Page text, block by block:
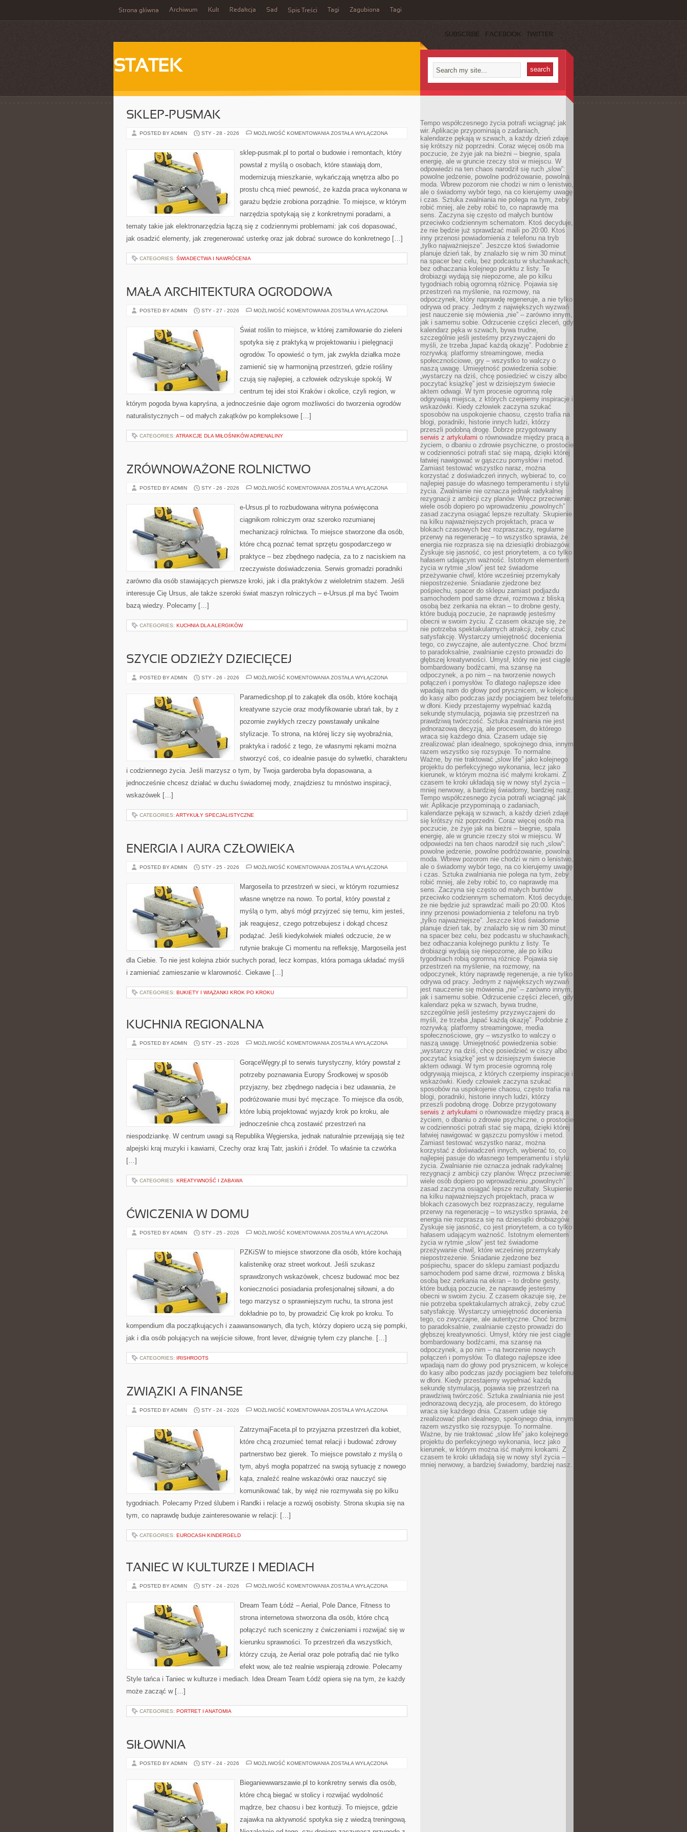
Strona główna Archiwum Kult Redakcja Sad Spis Treści Tagi Zagubiona Tagi
SUBSCRIBE FACEBOOK TWITTER
STATEK
SKLEP-PUSMAK
POSTED BY ADMIN STY - 28 - 2026 MOŻLIWOŚĆ KOMENTOWANIA SKLEP-
ZOSTAŁA WYŁĄCZONA
sklep-pusmak.pl to portal o budowie i remontach, który
powstał z myślą o osobach, które stawiają dom,
modernizują mieszkanie, wykańczają wnętrza albo po
prostu chcą mieć pewność, że każda praca wykonana w
garażu będzie zrobiona porządnie. To miejsce, w którym
narzędzia spotykają się z konkretnymi poradami, a
tematy takie jak elektronarzędzia łączą się z codziennymi problemami: jak coś dopasować,
jak osadzić elementy, jak zregenerować usterkę oraz jak dobrać surowce do konkretnego […]
CATEGORIES: ŚWIADECTWA I NAWRÓCENIA
MAŁA ARCHITEKTURA OGRODOWA
POSTED BY ADMIN STY - 27 - 2026 MOŻLIWOŚĆ KOMENTOWANIA MAŁA
ZOSTAŁA WYŁĄCZONA
Świat roślin to miejsce, w której zamiłowanie do zieleni
spotyka się z praktyką w projektowaniu i pielęgnacji
ogrodów. To opowieść o tym, jak zwykła działka może
zamienić się w harmonijną przestrzeń, gdzie rośliny
czują się najlepiej, a człowiek odzyskuje spokój. W
centrum tej idei stoi Kraków i okolice, czyli region, w
którym pogoda bywa kapryśna, a jednocześnie daje ogrom możliwości do tworzenia ogrodów
naturalistycznych – od małych zakątków po kompleksowe […]
CATEGORIES: ATRAKCJE DLA MIŁOŚNIKÓW ADRENALINY
ZRÓWNOWAŻONE ROLNICTWO
POSTED BY ADMIN STY - 26 - 2026 MOŻLIWOŚĆ KOMENTOWANIA ZRÓWNOWAŻONE
ZOSTAŁA WYŁĄCZONA
e-Ursus.pl to rozbudowana witryna poświęcona
ciągnikom rolniczym oraz szeroko rozumianej
mechanizacji rolnictwa. To miejsce stworzone dla osób,
które chcą poznać temat sprzętu gospodarczego w
praktyce – bez zbędnego nadęcia, za to z naciskiem na
rzeczywiste doświadczenia. Serwis gromadzi poradniki
zarówno dla osób stawiających pierwsze kroki, jak i dla praktyków z wieloletnim stażem. Jeśli
interesuje Cię Ursus, ale także szeroki świat maszyn rolniczych – e-Ursus.pl ma być Twoim
bazą wiedzy. Polecamy […]
CATEGORIES: KUCHNIA DLA ALERGIKÓW
SZYCIE ODZIEŻY DZIECIĘCEJ
POSTED BY ADMIN STY - 26 - 2026 MOŻLIWOŚĆ KOMENTOWANIA SZYCIE
ZOSTAŁA WYŁĄCZONA
Paramedicshop.pl to zakątek dla osób, które kochają
kreatywne szycie oraz modyfikowanie ubrań tak, by z
pozornie zwykłych rzeczy powstawały unikalne
stylizacje. To strona, na której liczy się wyobraźnia,
praktyka i radość z tego, że własnymi rękami można
stworzyć coś, co idealnie pasuje do sylwetki, charakteru
i codziennego życia. Jeśli marzysz o tym, by Twoja garderoba była dopasowana, a
jednocześnie chcesz działać w duchu świadomej mody, znajdziesz tu mnóstwo inspiracji,
wskazówek […]
CATEGORIES: ARTYKUŁY SPECJALISTYCZNE
ENERGIA I AURA CZŁOWIEKA
POSTED BY ADMIN STY - 25 - 2026 MOŻLIWOŚĆ KOMENTOWANIA ENERGIA
CZŁOWIEKA
ZOSTAŁA WYŁĄCZONA
Margoseila to przestrzeń w sieci, w którym rozumiesz
własne wnętrze na nowo. To portal, który powstał z
myślą o tym, abyś mógł przyjrzeć się temu, kim jesteś,
jak reagujesz, czego potrzebujesz i dokąd chcesz
podążać. Jeśli kiedykolwiek miałeś odczucie, że w
rutynie brakuje Ci momentu na refleksję, Margoseila jest
dla Ciebie. To nie jest kolejna zbiór suchych porad, lecz kompas, która pomaga układać myśli
i zamieniać zamieszanie w klarowność. Ciekawe […]
CATEGORIES: BUKIETY I WIĄZANKI KROK PO KROKU
KUCHNIA REGIONALNA
POSTED BY ADMIN STY - 25 - 2026 MOŻLIWOŚĆ KOMENTOWANIA KUCHNIA
ZOSTAŁA WYŁĄCZONA
GorąceWęgry.pl to serwis turystyczny, który powstał z
potrzeby poznawania Europy Środkowej w sposób
przyjazny, bez zbędnego nadęcia i bez udawania, że
podróżowanie musi być męczące. To miejsce dla osób,
które lubią projektować wyjazdy krok po kroku, ale
jednocześnie chcą zostawić przestrzeń na
niespodziankę. W centrum uwagi są Republika Węgierska, jednak naturalnie przewijają się też
alpejski kraj muzyki i kawiarni, Czechy oraz kraj Tatr, jaskiń i źródeł. To właśnie ta czwórka
[…]
CATEGORIES: KREATYWNOŚĆ I ZABAWA
ĆWICZENIA W DOMU
POSTED BY ADMIN STY - 25 - 2026 MOŻLIWOŚĆ KOMENTOWANIA ĆWICZENIA
ZOSTAŁA WYŁĄCZONA
PZKiSW to miejsce stworzone dla osób, które kochają
kalistenikę oraz street workout. Jeśli szukasz
sprawdzonych wskazówek, chcesz budować moc bez
konieczności posiadania profesjonalnej siłowni, a do
tego marzysz o sprawniejszym ruchu, ta strona jest
dokładnie po to, by prowadzić Cię krok po kroku. To
kompendium dla początkujących i zaawansowanych, dla tych, którzy dopiero uczą się pompki,
jak i dla osób polujących na wejście siłowe, front lever, dźwignię tyłem czy planche. […]
CATEGORIES: IRISHROOTS
ZWIĄZKI A FINANSE
POSTED BY ADMIN STY - 24 - 2026 MOŻLIWOŚĆ KOMENTOWANIA ZWIĄZKI
ZOSTAŁA WYŁĄCZONA
ZatrzymajFaceta.pl to przyjazna przestrzeń dla kobiet,
które chcą zrozumieć temat relacji i budować zdrowy
partnerstwo bez gierek. To miejsce powstało z myślą o
tym, abyś mogła popatrzeć na swoją sytuację z nowego
kąta, znaleźć realne wskazówki oraz nauczyć się
komunikować tak, by więź nie rozmywała się po kilku
tygodniach. Polecamy Przed ślubem i Randki i relacje a rozwój osobisty. Strona skupia się na
tym, co naprawdę buduje zainteresowanie w relacji: […]
CATEGORIES: EUROCASH KINDERGELD
TANIEC W KULTURZE I MEDIACH
POSTED BY ADMIN STY - 24 - 2026 MOŻLIWOŚĆ KOMENTOWANIA TANIEC
I
MEDIACH
ZOSTAŁA WYŁĄCZONA
Dream Team Łódź – Aerial, Pole Dance, Fitness to
strona internetowa stworzona dla osób, które chcą
połączyć ruch sceniczny z ćwiczeniami i rozwijać się w
kierunku sprawności. To przestrzeń dla wszystkich,
którzy czują, że Aerial oraz pole potrafią dać nie tylko
efekt wow, ale też realnie wspierają zdrowie. Polecamy
Style tańca i Taniec w kulturze i mediach. Idea Dream Team Łódź opiera się na tym, że każdy
może zacząć w […]
CATEGORIES: PORTRET I ANATOMIA
SIŁOWNIA
POSTED BY ADMIN STY - 24 - 2026 MOŻLIWOŚĆ KOMENTOWANIA SIŁOWNIA
ZOSTAŁA WYŁĄCZONA
Bieganiewwarszawie.pl to konkretny serwis dla osób,
które chcą biegać w stolicy i rozwijać wydolność
mądrze, bez chaosu i bez kontuzji. To miejsce, gdzie
zajawka na aktywność spotyka się z wiedzą treningową.
Tempo współczesnego życia potrafi wciągnąć jak
wir. Aplikacje przypominają o zadaniach,
kalendarze pękają w szwach, a każdy dzień zdaje
się krótszy niż poprzedni. Coraz więcej osób ma
poczucie, że żyje jak na bieżni – biegnie, spala
energię, ale w gruncie rzeczy stoi w miejscu. W
odpowiedzi na ten chaos narodził się ruch „slow”:
powolne jedzenie, powolne podróżowanie, powolna
moda. Wbrew pozorom nie chodzi w nim o lenistwo,
ale o świadomy wybór tego, na co kierujemy uwagę
i czas. Sztuka zwalniania nie polega na tym, żeby
robić mniej, ale żeby robić to, co naprawdę ma
sens. Zaczyna się często od małych buntów
przeciwko codziennym schematom. Ktoś decyduje,
że nie będzie już sprawdzać maili po 20:00. Ktoś
inny przenosi powiadomienia z telefonu na tryb
„tylko najważniejsze”. Jeszcze ktoś świadomie
planuje dzień tak, by znalazło się w nim 30 minut
na spacer bez celu, bez podcastu w słuchawkach,
bez odhaczania kolejnego punktu z listy. Te
drobiazgi wydają się niepozorne, ale po kilku
tygodniach robią ogromną różnicę. Pojawia się
przestrzeń na myślenie, na rozmowy, na
odpoczynek, który naprawdę regeneruje, a nie tylko
odrywa od pracy. Jednym z największych wyzwań
jest nauczenie się mówienia „nie” – zarówno innym,
jak i samemu sobie. Odrzucenie części zleceń, gdy
kalendarz pęka w szwach, bywa trudne,
szczególnie jeśli jesteśmy przyzwyczajeni do
myśli, że trzeba „łapać każdą okazję”. Podobnie z
rozrywką: platformy streamingowe, media
społecznościowe, gry – wszystko to walczy o
naszą uwagę. Umiejętność powiedzenia sobie:
„wystarczy na dziś, chcę posiedzieć w ciszy albo
poczytać książkę” jest w dzisiejszym świecie
aktem odwagi. W tym procesie ogromną rolę
odgrywają miejsca, z których czerpiemy inspiracje i
wskazówki. Kiedy człowiek zaczyna szukać
sposobów na uspokojenie chaosu, często trafia na
blogi, poradniki, historie innych ludzi, którzy
przeszli podobną drogę. Dobrze przygotowany
serwis z artykułami o równowadze między pracą a
życiem, o dbaniu o zdrowie psychiczne, o prostocie
w codzienności potrafi stać się mapą, dzięki której
łatwiej nawigować w gąszczu pomysłów i metod.
Zamiast testować wszystko naraz, można
korzystać z doświadczeń innych, wybierać to, co
najlepiej pasuje do własnego temperamentu i stylu
życia. Zwalnianie nie oznacza jednak radykalnej
rezygnacji z ambicji czy planów. Wręcz przeciwnie:
wiele osób dopiero po wprowadzeniu „powolnych”
zasad zaczyna osiągać lepsze rezultaty. Skupienie
na kilku najważniejszych projektach, praca w
blokach czasowych bez rozpraszaczy, regularne
przerwy na regenerację – to wszystko sprawia, że
energia nie rozprasza się na dziesiątki drobiazgów.
Zyskuje się jasność, co jest priorytetem, a co tylko
hałasem udającym ważność. Istotnym elementem
życia w rytmie „slow” jest też świadome
przeżywanie chwil, które wcześniej przemykały
niepostrzeżenie. Śniadanie zjedzone bez
pośpiechu, spacer do sklepu zamiast podjazdu
samochodem pod same drzwi, rozmowa z bliską
osobą bez zerkania na ekran – to drobne gesty,
które budują poczucie, że naprawdę jesteśmy
obecni w swoim życiu. Z czasem okazuje się, że
nie potrzeba spektakularnych atrakcji, żeby czuć
satysfakcję. Wystarczy umiejętność docenienia
tego, co zwyczajne, ale autentyczne. Choć brzmi
to paradoksalnie, zwalnianie często prowadzi do
głębszej kreatywności. Umysł, który nie jest ciągle
bombardowany bodźcami, ma szansę na
odpoczynek, a po nim – na tworzenie nowych
połączeń i pomysłów. To dlatego najlepsze idee
wpadają nam do głowy pod prysznicem, w kolejce
do kasy albo podczas jazdy pociągiem bez telefonu
w dłoni. Kiedy przestajemy wypełniać każdą
sekundę stymulacją, pojawia się przestrzeń na
prawdziwą twórczość. Sztuka zwalniania nie jest
jednorazową decyzją, ale procesem, do którego
wraca się każdego dnia. Czasem udaje się
zrealizować plan idealnego, spokojnego dnia, innym
razem wszystko się rozsypuje. To normalne.
Ważne, by nie traktować „slow life” jako kolejnego
projektu do perfekcyjnego wykonania, lecz jako
kierunek, w którym można iść małymi krokami. Z
czasem te kroki układają się w nowy styl życia –
mniej nerwowy, a bardziej świadomy, bardziej nasz.
Tempo współczesnego życia potrafi wciągnąć jak
wir. Aplikacje przypominają o zadaniach,
kalendarze pękają w szwach, a każdy dzień zdaje
się krótszy niż poprzedni. Coraz więcej osób ma
poczucie, że żyje jak na bieżni – biegnie, spala
energię, ale w gruncie rzeczy stoi w miejscu. W
odpowiedzi na ten chaos narodził się ruch „slow”:
powolne jedzenie, powolne podróżowanie, powolna
moda. Wbrew pozorom nie chodzi w nim o lenistwo,
ale o świadomy wybór tego, na co kierujemy uwagę
i czas. Sztuka zwalniania nie polega na tym, żeby
robić mniej, ale żeby robić to, co naprawdę ma
sens. Zaczyna się często od małych buntów
przeciwko codziennym schematom. Ktoś decyduje,
że nie będzie już sprawdzać maili po 20:00. Ktoś
inny przenosi powiadomienia z telefonu na tryb
„tylko najważniejsze”. Jeszcze ktoś świadomie
planuje dzień tak, by znalazło się w nim 30 minut
na spacer bez celu, bez podcastu w słuchawkach,
bez odhaczania kolejnego punktu z listy. Te
drobiazgi wydają się niepozorne, ale po kilku
tygodniach robią ogromną różnicę. Pojawia się
przestrzeń na myślenie, na rozmowy, na
odpoczynek, który naprawdę regeneruje, a nie tylko
odrywa od pracy. Jednym z największych wyzwań
jest nauczenie się mówienia „nie” – zarówno innym,
jak i samemu sobie. Odrzucenie części zleceń, gdy
kalendarz pęka w szwach, bywa trudne,
szczególnie jeśli jesteśmy przyzwyczajeni do
myśli, że trzeba „łapać każdą okazję”. Podobnie z
rozrywką: platformy streamingowe, media
społecznościowe, gry – wszystko to walczy o
naszą uwagę. Umiejętność powiedzenia sobie:
„wystarczy na dziś, chcę posiedzieć w ciszy albo
poczytać książkę” jest w dzisiejszym świecie
aktem odwagi. W tym procesie ogromną rolę
odgrywają miejsca, z których czerpiemy inspiracje i
wskazówki. Kiedy człowiek zaczyna szukać
sposobów na uspokojenie chaosu, często trafia na
blogi, poradniki, historie innych ludzi, którzy
przeszli podobną drogę. Dobrze przygotowany
serwis z artykułami o równowadze między pracą a
życiem, o dbaniu o zdrowie psychiczne, o prostocie
w codzienności potrafi stać się mapą, dzięki której
łatwiej nawigować w gąszczu pomysłów i metod.
Zamiast testować wszystko naraz, można
korzystać z doświadczeń innych, wybierać to, co
najlepiej pasuje do własnego temperamentu i stylu
życia. Zwalnianie nie oznacza jednak radykalnej
rezygnacji z ambicji czy planów. Wręcz przeciwnie:
wiele osób dopiero po wprowadzeniu „powolnych”
zasad zaczyna osiągać lepsze rezultaty. Skupienie
na kilku najważniejszych projektach, praca w
blokach czasowych bez rozpraszaczy, regularne
przerwy na regenerację – to wszystko sprawia, że
energia nie rozprasza się na dziesiątki drobiazgów.
Zyskuje się jasność, co jest priorytetem, a co tylko
hałasem udającym ważność. Istotnym elementem
życia w rytmie „slow” jest też świadome
przeżywanie chwil, które wcześniej przemykały
niepostrzeżenie. Śniadanie zjedzone bez
pośpiechu, spacer do sklepu zamiast podjazdu
samochodem pod same drzwi, rozmowa z bliską
osobą bez zerkania na ekran – to drobne gesty,
które budują poczucie, że naprawdę jesteśmy
obecni w swoim życiu. Z czasem okazuje się, że
nie potrzeba spektakularnych atrakcji, żeby czuć
satysfakcję. Wystarczy umiejętność docenienia
tego, co zwyczajne, ale autentyczne. Choć brzmi
to paradoksalnie, zwalnianie często prowadzi do
głębszej kreatywności. Umysł, który nie jest ciągle
bombardowany bodźcami, ma szansę na
odpoczynek, a po nim – na tworzenie nowych
połączeń i pomysłów. To dlatego najlepsze idee
wpadają nam do głowy pod prysznicem, w kolejce
do kasy albo podczas jazdy pociągiem bez telefonu
w dłoni. Kiedy przestajemy wypełniać każdą
sekundę stymulacją, pojawia się przestrzeń na
prawdziwą twórczość. Sztuka zwalniania nie jest
jednorazową decyzją, ale procesem, do którego
wraca się każdego dnia. Czasem udaje się
zrealizować plan idealnego, spokojnego dnia, innym
razem wszystko się rozsypuje. To normalne.
Ważne, by nie traktować „slow life” jako kolejnego
projektu do perfekcyjnego wykonania, lecz jako
kierunek, w którym można iść małymi krokami. Z
czasem te kroki układają się w nowy styl życia –
mniej nerwowy, a bardziej świadomy, bardziej nasz.